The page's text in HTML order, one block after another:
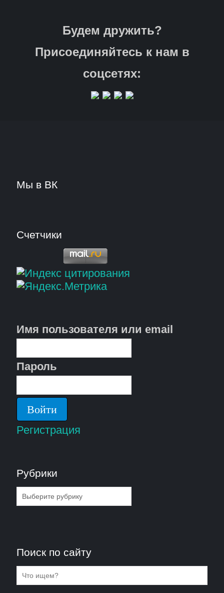
Будем дружить?
Присоединяйтесь к нам в
соцсетях:
Мы в ВК
Счетчики
Имя пользователя или email
Пароль
Регистрация
Рубрики
Рубрики
Поиск по сайту